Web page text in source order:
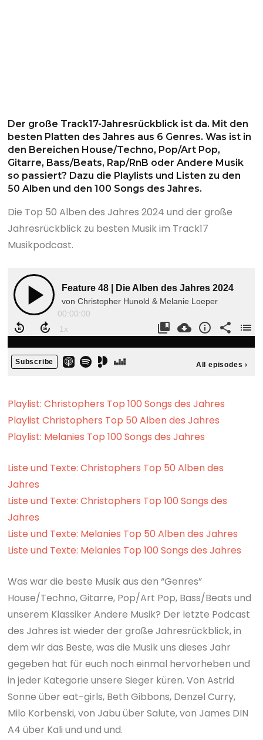
Der große Track17-Jahresrückblick ist da. Mit den
besten Platten des Jahres aus 6 Genres. Was ist in
den Bereichen House/Techno, Pop/Art Pop,
Gitarre, Bass/Beats, Rap/RnB oder Andere Musik
so passiert? Dazu die Playlists und Listen zu den
50 Alben und den 100 Songs des Jahres.
Die Top 50 Alben des Jahres 2024 und der große
Jahresrückblick zu besten Musik im Track17
Musikpodcast.
Playlist: Christophers Top 100 Songs des Jahres
Playlist Christophers Top 50 Alben des Jahres
Playlist: Melanies Top 100 Songs des Jahres
Liste und Texte: Christophers Top 50 Alben des
Jahres
Liste und Texte: Christophers Top 100 Songs des
Jahres
Liste und Texte: Melanies Top 50 Alben des Jahres
Liste und Texte: Melanies Top 100 Songs des Jahres
Was war die beste Musik aus den “Genres”
House/Techno, Gitarre, Pop/Art Pop, Bass/Beats und
unserem Klassiker Andere Musik? Der letzte Podcast
des Jahres ist wieder der große Jahresrückblick, in
dem wir das Beste, was die Musik uns dieses Jahr
gegeben hat für euch noch einmal hervorheben und
in jeder Kategorie unsere Sieger küren. Von Astrid
Sonne über eat-girls, Beth Gibbons, Denzel Curry,
Milo Korbenski, von Jabu über Salute, von James DIN
A4 über Kali und und und.